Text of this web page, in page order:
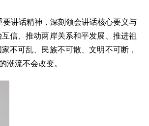
讲话精神，深刻领会讲话核心要义与
信、推动两岸关系和平发展、推进祖
不可乱、民族不可散、文明不可断，
潮流不会改变。